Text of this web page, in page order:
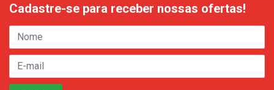
Cadastre-se para receber nossas ofertas!